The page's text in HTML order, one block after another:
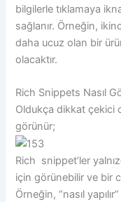
bilgilerle tıklamaya
sağlanır. Örneğin,
daha ucuz olan bir
olacaktır.
Rich Snippets Nasıl
Oldukça dikkat çekici
görünür;
Rich snippet’ler
için görünebilir ve bir
Örneğin, “nasıl